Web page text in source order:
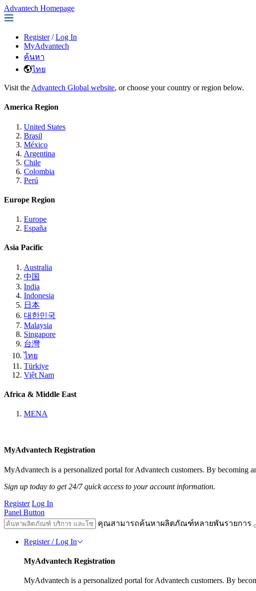
Advantech Homepage
Register / Log In
MyAdvantech
ค้นหา
ไทย
Visit the Advantech Global website, or choose your country or region below.
America Region
United States
Brasil
México
Argentina
Chile
Colombia
Perú
Europe Region
Europe
España
Asia Pacific
Australia
中国
India
Indonesia
日本
대한민국
Malaysia
Singapore
台灣
ไทย
Türkiye
Việt Nam
Africa & Middle East
MENA
MyAdvantech Registration
MyAdvantech is a personalized portal for Advantech customers. By becoming
Sign up today to get 24/7 quick access to your account information.
Register Log In
Panel Button
คุณสามารถค้นหาผลิตภัณฑ์หลายพันรายการ
Register / Log In
MyAdvantech Registration
MyAdvantech is a personalized portal for Advantech customers. By